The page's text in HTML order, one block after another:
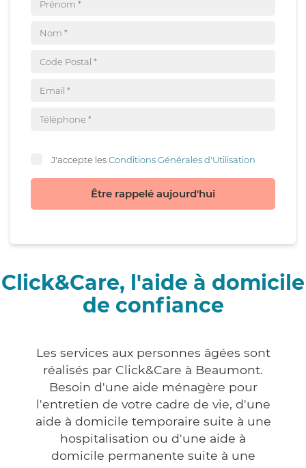
J'accepte lesConditions Générales d'Utilisation
Être rappelé aujourd'hui
Click&Care, l'aide à domicile
de confiance
Les services aux personnes âgées sont
réalisés par Click&Care à Beaumont.
Besoin d'une aide ménagère pour
l'entretien de votre cadre de vie, d'une
aide à domicile temporaire suite à une
hospitalisation ou d'une aide à
domicile permanente suite à une